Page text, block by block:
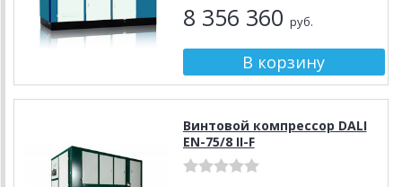
8 356 360 руб.
Винтовой компрессор DALI
EN-75/8 II-F